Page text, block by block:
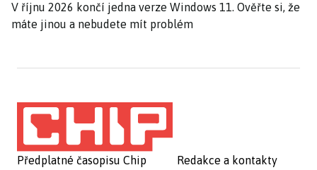
V říjnu 2026 končí jedna verze Windows 11. Ověřte si, že
máte jinou a nebudete mít problém
Předplatné časopisu Chip
Redakce a kontakty